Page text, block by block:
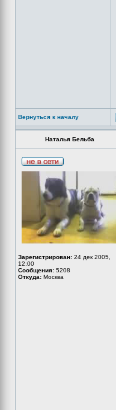
Вернуться к началу
Наталья Бельба
Зарегистрирован: 24 дек 2005,
12:00
Сообщения: 5208
Откуда: Москва